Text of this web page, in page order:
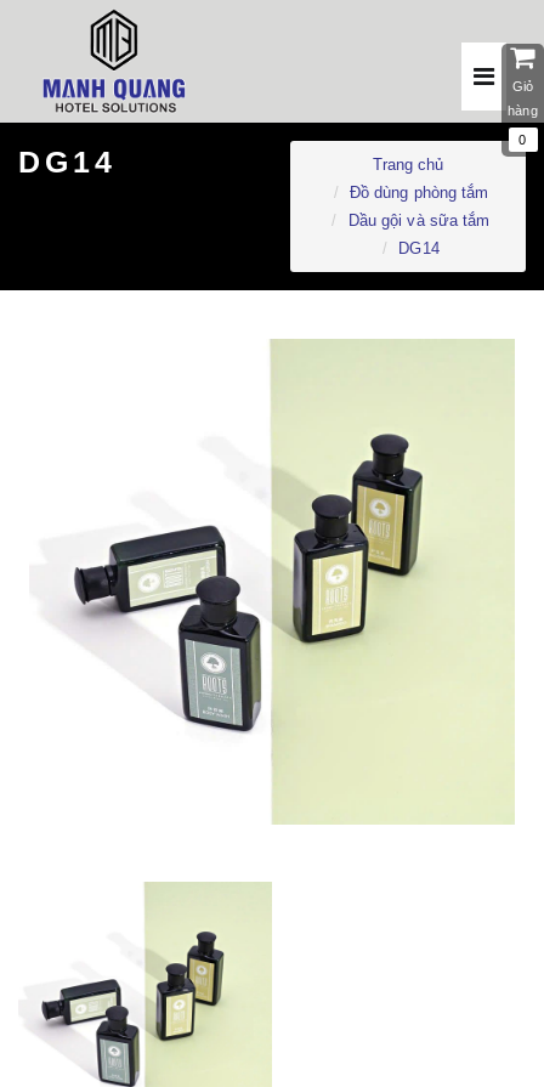
Giỏ
hàng
0
DG14
Trang chủ
Đồ dùng phòng tắm
Dầu gội và sữa tắm
DG14